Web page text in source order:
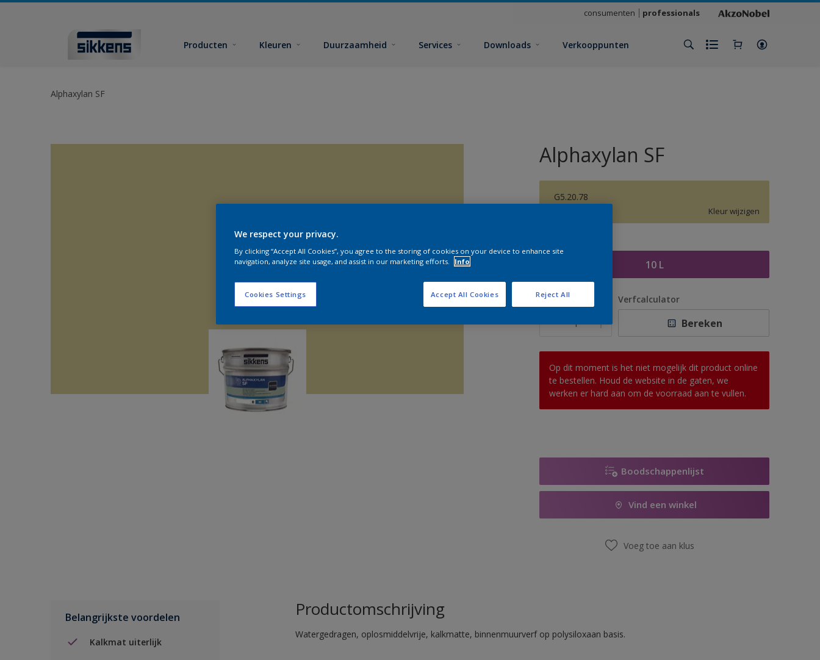
consumenten professionals
Producten Kleuren Duurzaamheid Services Downloads Verkooppunten
Alphaxylan SF
Alphaxylan SF
G5.20.78
Kleur wijzigen
10 L
Aantal Verfcalculator
Bereken
Op dit moment is het niet mogelijk dit product online
te bestellen. Houd de website in de gaten, we
werken er hard aan om de voorraad aan te vullen.
Boodschappenlijst
Vind een winkel
Voeg toe aan klus
Belangrijkste voordelen
Kalkmat uiterlijk
Productomschrijving
Watergedragen, oplosmiddelvrije, kalkmatte, binnenmuurverf op polysiloxaan basis.
We respect your privacy.
By clicking “Accept All Cookies”, you agree to the storing of cookies on your device to enhance site
navigation, analyze site usage, and assist in our marketing efforts.
Info
Cookies Settings Reject All
Accept All Cookies